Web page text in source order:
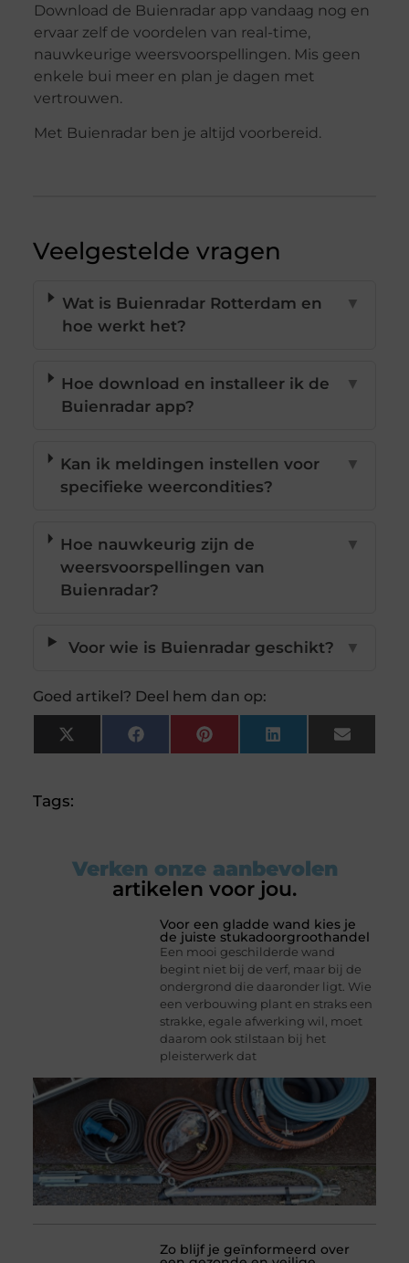
Download de Buienradar app vandaag nog en
ervaar zelf de voordelen van real-time,
nauwkeurige weersvoorspellingen. Mis geen
enkele bui meer en plan je dagen met
vertrouwen.
Met Buienradar ben je altijd voorbereid.
Veelgestelde vragen
Wat is Buienradar Rotterdam en
hoe werkt het?
▼
Hoe download en installeer ik de
Buienradar app?
▼
Kan ik meldingen instellen voor
specifieke weercondities?
▼
Hoe nauwkeurig zijn de
weersvoorspellingen van
Buienradar?
▼
Voor wie is Buienradar geschikt? ▼
Goed artikel? Deel hem dan op:
X
(Twitter)
FacebookPinterestLinkedInEmail
Tags:
Verken onze aanbevolen
artikelen voor jou.
Voor een gladde wand kies je
de juiste stukadoorgroothandel
Een mooi geschilderde wand
begint niet bij de verf, maar bij de
ondergrond die daaronder ligt. Wie
een verbouwing plant en straks een
strakke, egale afwerking wil, moet
daarom ook stilstaan bij het
pleisterwerk dat
Zo blijf je geïnformeerd over